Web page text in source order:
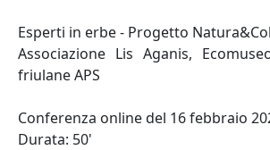
Esperti in erbe - Progetto
Associazione Lis Aganis,
friulane APS
Conferenza online del 16 febbraio
Durata: 50'